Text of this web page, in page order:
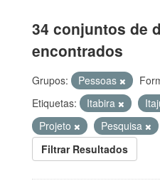
34 conjuntos de
encontrados
Grupos: Pessoas
Etiquetas:
Itabira
Projeto
Pesquisa
Filtrar Resultados